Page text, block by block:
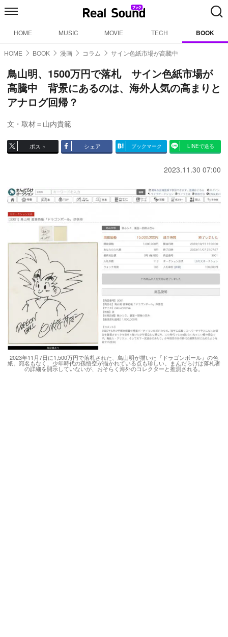
HOME MUSIC MOVIE TECH BOOK
HOME BOOK 漫画 コラム サイン色紙市場が高騰中
鳥山明、1500万円で落札 サイン色紙市場が
高騰中 背景にあるのは、海外人気の高まりと
アナログ回帰？
文・取材＝山内貴範
ポスト シェア ブックマーク LINEで送る
2023.11.30 07:00
2023年11月7日に1,500万円で落札された、鳥山明が描いた『ドラゴンボール』の色
紙。宛名もなく、少年時代の孫悟空が描かれている点も珍しい。まんだらけは落札者
の詳細を開示していないが、おそらく海外のコレクターと推測される。